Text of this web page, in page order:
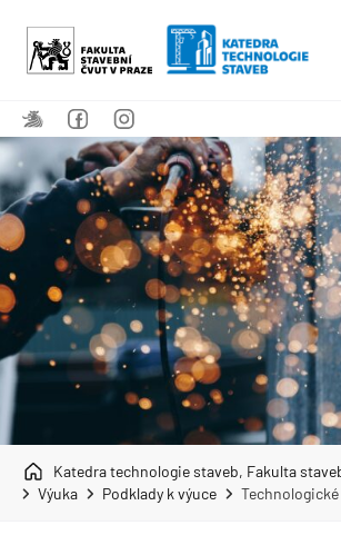
Katedra technologie staveb, Fakulta
Výuka
Podklady k výuce